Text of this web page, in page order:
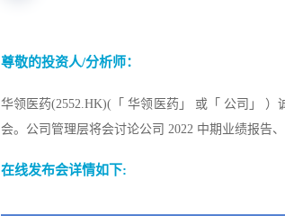
尊敬的投资人/分析师：
华领医药(2552.HK)(「 华领医药」 或「 公司」
会。公司管理层将会讨论公司 2022 中期业绩报告
在线发布会详情如下: